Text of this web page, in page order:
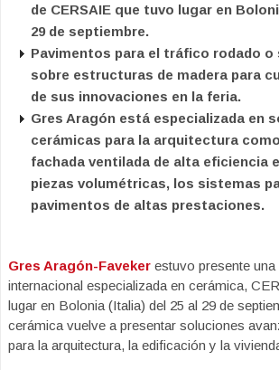
de CERSAIE que tuvo lugar en
29 de septiembre.
Pavimentos para el tráfico rodado
sobre estructuras de madera para
de sus innovaciones en la feria.
Gres Aragón está especializada en
cerámicas para la arquitectura
fachada ventilada de alta eficiencia
piezas volumétricas, los sistemas
pavimentos de altas prestaciones.
Gres Aragón-Faveker estuvo presente
internacional especializada en cerámica,
lugar en Bolonia (Italia) del 25 al 29 de
cerámica vuelve a presentar soluciones
para la arquitectura, la edificación y la